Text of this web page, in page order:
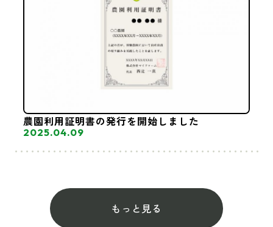
農園利用証明書の発行を開始しました
2025.04.09
もっと見る